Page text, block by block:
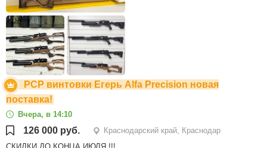
PCP винтовки Егерь Alfa Precision новая
поставка!
Вчера, в 14:10
126 000 руб.
Краснодарский край, Краснодар